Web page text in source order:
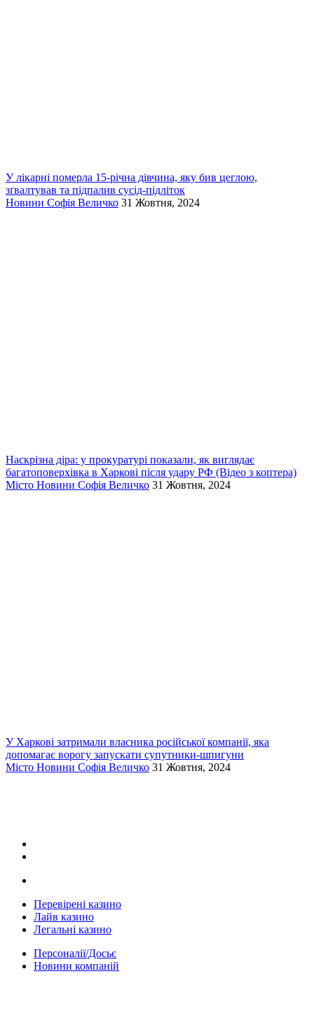
У лікарні померла 15-річна дівчина, яку бив цеглою,
зґвалтував та підпалив сусід-підліток
Новини Софія Величко 31 Жовтня, 2024
Наскрізна діра: у прокуратурі показали, як виглядає
багатоповерхівка в Харкові після удару РФ (Відео з коптера)
Місто Новини Софія Величко 31 Жовтня, 2024
У Харкові затримали власника російської компанії, яка
допомагає ворогу запускати супутники-шпигуни
Місто Новини Софія Величко 31 Жовтня, 2024
Перевірені казино
Лайв казино
Легальні казино
Персоналії/Досьє
Новини компаній